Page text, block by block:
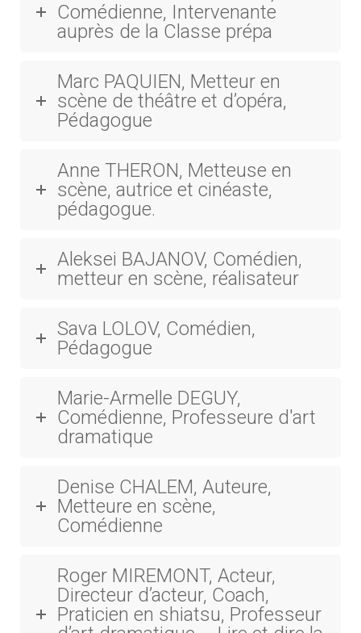
Comédienne, Intervenante
auprès de la Classe prépa
Marc PAQUIEN, Metteur en
scène de théâtre et d’opéra,
Pédagogue
Anne THERON, Metteuse en
scène, autrice et cinéaste,
pédagogue.
Aleksei BAJANOV, Comédien,
metteur en scène, réalisateur
Sava LOLOV, Comédien,
Pédagogue
Marie-Armelle DEGUY,
Comédienne, Professeure d'art
dramatique
Denise CHALEM, Auteure,
Metteure en scène,
Comédienne
Roger MIREMONT, Acteur,
Directeur d’acteur, Coach,
Praticien en shiatsu, Professeur